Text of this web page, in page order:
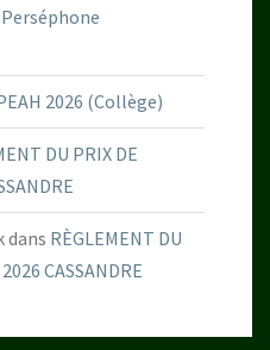
Perséphone
2026 (Collège)
DU PRIX DE
dans RÈGLEMENT DU
CASSANDRE